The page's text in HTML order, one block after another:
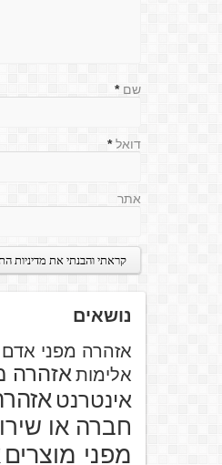
שם *
דואל *
אתר
נושאים
אזהרה מפני אדם
אלימות אזהרה
אינטרנט
חברה או
מפני מוצרים